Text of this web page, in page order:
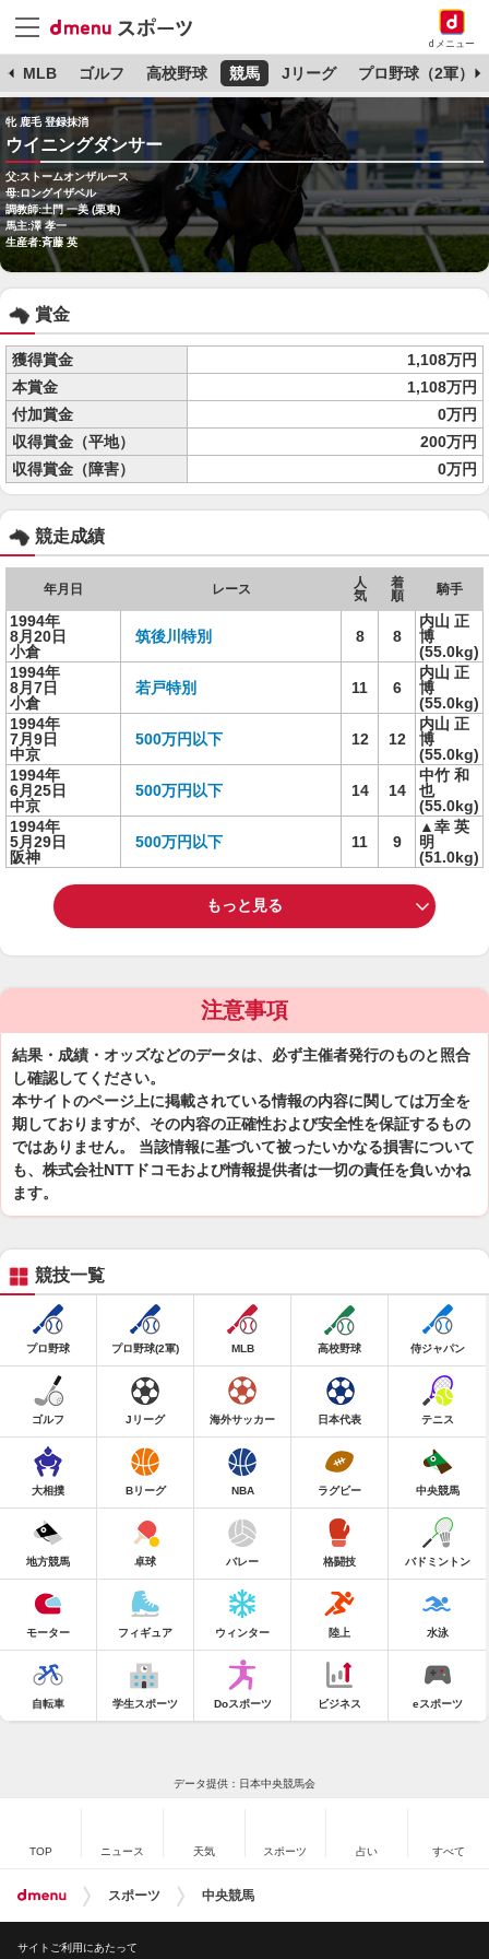
dメニュー
MLB ゴルフ 高校野球 競馬 Jリーグ プロ野球（2軍）
牝 鹿毛 登録抹消
ウイニングダンサー
父:ストームオンザルース
母:ロングイザベル
調教師:土門 一美 (栗東)
馬主:澤 孝一
生産者:斉藤 英
賞金
獲得賞金
1,108万円
本賞金
1,108万円
付加賞金
0万円
収得賞金（平地）
200万円
収得賞金（障害）
0万円
競走成績
年月日 レース
人
気
着
順
騎手
1994年
8月20日
小倉
筑後川特別 8 8
内山 正
博
(55.0kg)
1994年
8月7日
小倉
若戸特別 11 6
内山 正
博
(55.0kg)
1994年
7月9日
中京
500万円以下 12 12
内山 正
博
(55.0kg)
1994年
6月25日
中京
500万円以下 14 14
中竹 和
也
(55.0kg)
1994年
5月29日
阪神
500万円以下 11 9
▲幸 英
明
(51.0kg)
もっと見る
注意事項
結果・成績・オッズなどのデータは、必ず主催者発行のものと照合
し確認してください。
本サイトのページ上に掲載されている情報の内容に関しては万全を
期しておりますが、その内容の正確性および安全性を保証するもの
ではありません。 当該情報に基づいて被ったいかなる損害について
も、株式会社NTTドコモおよび情報提供者は一切の責任を負いかね
ます。
競技一覧
プロ野球 プロ野球(2軍) MLB 高校野球 侍ジャパン
ゴルフ Jリーグ 海外サッカー 日本代表 テニス
大相撲 Bリーグ NBA ラグビー 中央競馬
地方競馬 卓球 バレー 格闘技 バドミントン
モーター フィギュア ウィンター 陸上 水泳
自転車 学生スポーツ Doスポーツ ビジネス eスポーツ
データ提供：日本中央競馬会
TOP ニュース 天気 スポーツ 占い すべて
スポーツ 中央競馬
サイトご利用にあたって